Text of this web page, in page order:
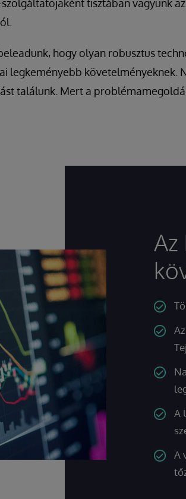
tisztában vagyunk
hogy olyan robusztus
legkeményebb követelményeknek.
találunk. Mert a
A
A